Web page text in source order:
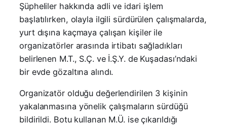
Şüpheliler hakkında adli ve idari işlem
başlatılırken, olayla ilgili sürdürülen çalışmalarda,
yurt dışına kaçmaya çalışan kişiler ile
organizatörler arasında irtibatı sağladıkları
belirlenen M.T., S.Ç. ve İ.Ş.Y. de Kuşadası’ndaki
bir evde gözaltına alındı.
Organizatör olduğu değerlendirilen 3 kişinin
yakalanmasına yönelik çalışmaların sürdüğü
bildirildi. Botu kullanan M.Ü. ise çıkarıldığı